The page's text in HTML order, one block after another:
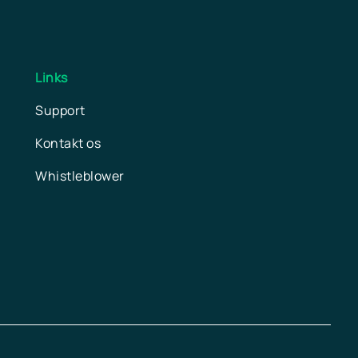
Links
Support
Kontakt os
Whistleblower